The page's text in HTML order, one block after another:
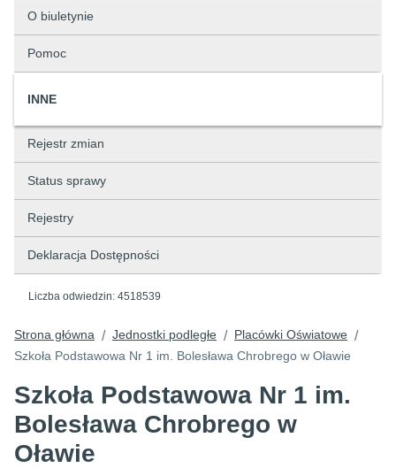
O biuletynie
Pomoc
INNE
Rejestr zmian
Status sprawy
Rejestry
Deklaracja Dostępności
Liczba odwiedzin: 4518539
Strona główna / Jednostki podległe / Placówki Oświatowe /
Szkoła Podstawowa Nr 1 im. Bolesława Chrobrego w Oławie
Szkoła Podstawowa Nr 1 im.
Bolesława Chrobrego w
Oławie